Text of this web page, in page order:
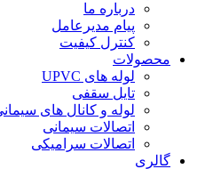
درباره ما
پیام مدیرعامل
کنترل کیفیت
محصولات
لوله های UPVC
تایل سقفی
لوله و کانال های سیمانی
اتصالات سیمانی
اتصالات سرامیکی
گالری